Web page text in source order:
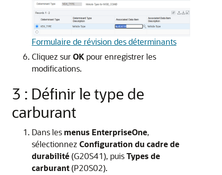
Formulaire de révision des déterminants
Cliquez surOK pour enregistrer les
modifications.
3 : Définir le type de
carburant
Dans les menus EnterpriseOne,
sélectionnez Configuration du cadre de
durabilité(G20S41), puisTypes de
carburant(P20S02).